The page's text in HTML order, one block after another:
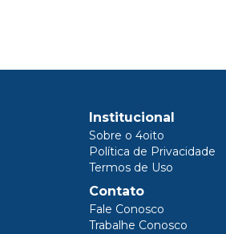
Institucional
Sobre o 4oito
Política de Privacidade
Termos de Uso
Contato
Fale Conosco
Trabalhe Conosco